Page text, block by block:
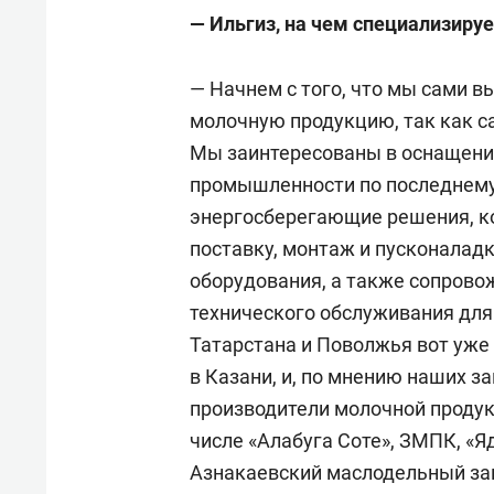
— Ильгиз, на чем
— Начнем с того, что мы сами
молочную продукцию, так как
Мы заинтересованы в
промышленности по
энергосберегающие решения,
постав­ку, монтаж и
оборудования, а также
технического обслуживания
Татарстана и Поволжья вот
в Казани, и, по мнению наших
производители молочной
числе «Алабуга Соте», ЗМПК,
Азнакаевский маслодельный